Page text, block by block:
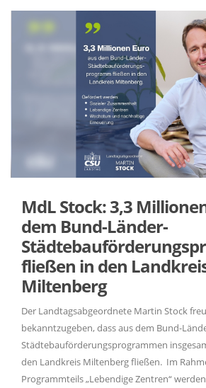
MdL Stock: 3,3
dem Bund-Länder-
fließen in den
Miltenberg
Der Landtagsabgeordnete Martin Stock
bekanntzugeben, dass aus dem Bund-
Städtebauförderungsprogrammen
den Landkreis Miltenberg fließen. Im
Programmteils „Lebendige Zentren“